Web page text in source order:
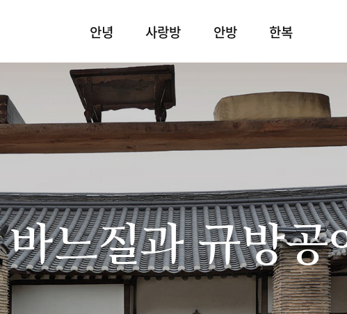
안녕 사랑방 안방 한복
바느질과 규방공